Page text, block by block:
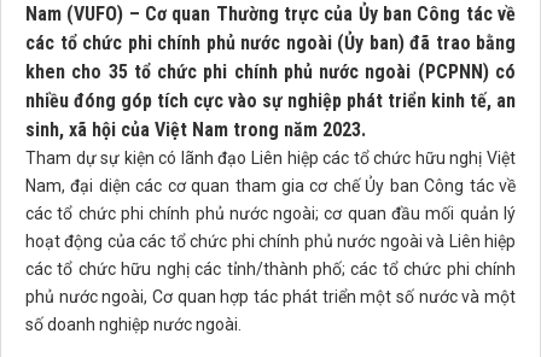
Nam (VUFO) – Cơ quan Thường trực của Ủy ban Công tác về
các tổ chức phi chính phủ nước ngoài (Ủy ban) đã trao bằng
khen cho 35 tổ chức phi chính phủ nước ngoài (PCPNN) có
nhiều đóng góp tích cực vào sự nghiệp phát triển kinh tế, an
sinh, xã hội của Việt Nam trong năm 2023.
Tham dự sự kiện có lãnh đạo Liên hiệp các tổ chức hữu nghị Việt
Nam, đại diện các cơ quan tham gia cơ chế Ủy ban Công tác về
các tổ chức phi chính phủ nước ngoài; cơ quan đầu mối quản lý
hoạt động của các tổ chức phi chính phủ nước ngoài và Liên hiệp
các tổ chức hữu nghị các tỉnh/thành phố; các tổ chức phi chính
phủ nước ngoài, Cơ quan hợp tác phát triển một số nước và một
số doanh nghiệp nước ngoài.